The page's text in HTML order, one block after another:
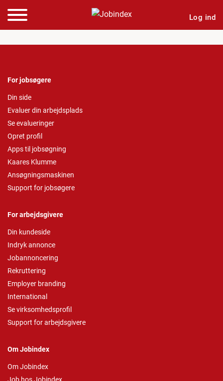
Log ind
For jobsøgere
Din side
Evaluer din arbejdsplads
Se evalueringer
Opret profil
Apps til jobsøgning
Kaares Klumme
Ansøgningsmaskinen
Support for jobsøgere
For arbejdsgivere
Din kundeside
Indryk annonce
Jobannoncering
Rekruttering
Employer branding
International
Se virksomhedsprofil
Support for arbejdsgivere
Om Jobindex
Om Jobindex